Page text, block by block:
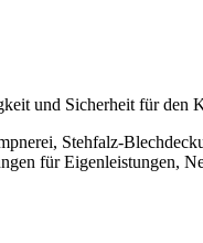
und Sicherheit für den
Stehfalz-
für Eigenleistungen,